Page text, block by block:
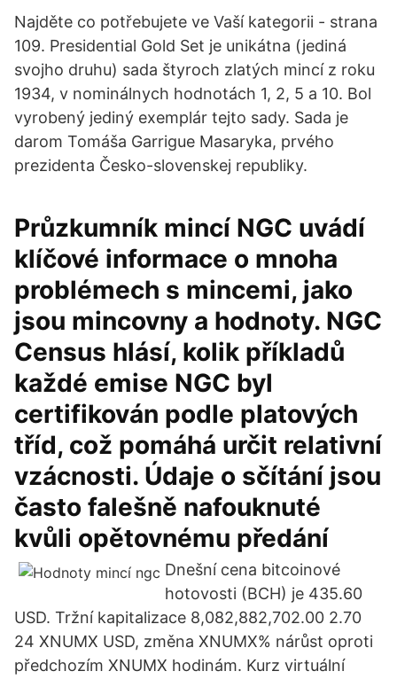
Najděte co potřebujete ve Vaší kategorii - strana
109. Presidential Gold Set je unikátna (jediná
svojho druhu) sada štyroch zlatých mincí z roku
1934, v nominálnych hodnotách 1, 2, 5 a 10. Bol
vyrobený jediný exemplár tejto sady. Sada je
darom Tomáša Garrigue Masaryka, prvého
prezidenta Česko-slovenskej republiky.
Průzkumník mincí NGC uvádí
klíčové informace o mnoha
problémech s mincemi, jako
jsou mincovny a hodnoty. NGC
Census hlásí, kolik příkladů
každé emise NGC byl
certifikován podle platových
tříd, což pomáhá určit relativní
vzácnosti. Údaje o sčítání jsou
často falešně nafouknuté
kvůli opětovnému předání
Dnešní cena bitcoinové
hotovosti (BCH) je 435.60
USD. Tržní kapitalizace 8,082,882,702.00 2.70
24 XNUMX USD, změna XNUMX% nárůst oproti
předchozím XNUMX hodinám. Kurz virtuální